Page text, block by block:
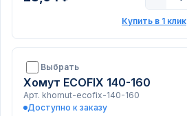
Купить в 1 клик
Выбрать
Хомут ECOFIX 140-160
Арт. khomut-ecofix-140-160
Доступно к заказу